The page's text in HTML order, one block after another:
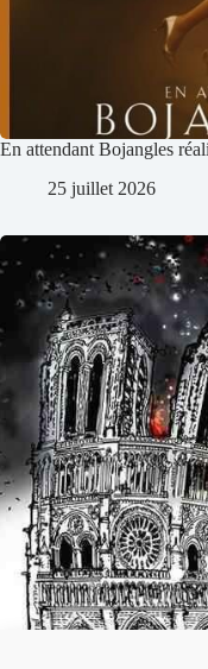
En attendant Bojangles
25 juillet 2026